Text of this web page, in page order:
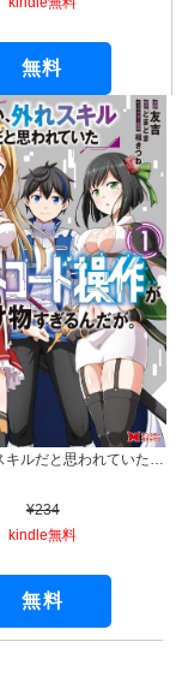
無料
¥234
kindle無料
無料